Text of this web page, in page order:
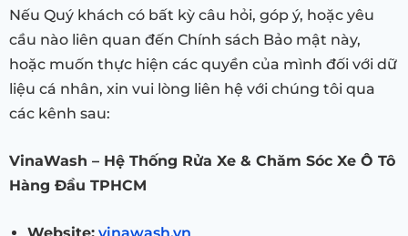
Nếu Quý khách có bất kỳ câu hỏi, góp ý, hoặc yêu
cầu nào liên quan đến Chính sách Bảo mật này,
hoặc muốn thực hiện các quyền của mình đối với dữ
liệu cá nhân, xin vui lòng liên hệ với chúng tôi qua
các kênh sau:
VinaWash – Hệ Thống Rửa Xe & Chăm Sóc Xe Ô Tô
Hàng Đầu TPHCM